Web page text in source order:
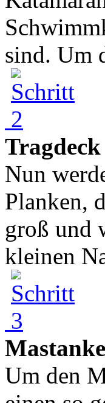
sind. Um
Nun
Planken,
groß und
kleinen
Um den